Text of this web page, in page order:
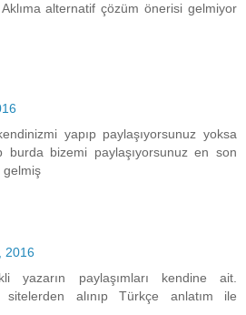
alternatif çözüm önerisi gelmiyor
yapıp paylaşıyorsunuz yoksa
burda bizemi paylaşıyorsunuz en son
gelmiş
2016
yazarın paylaşımları kendine ait.
sitelerden alınıp Türkçe anlatım ile